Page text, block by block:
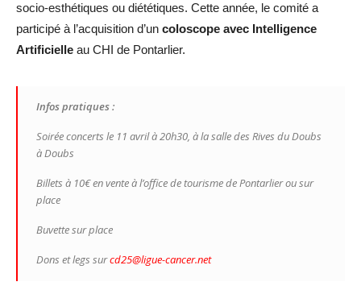
socio-esthétiques ou diététiques. Cette année, le comité a
participé à l’acquisition d’un coloscope avec Intelligence
Artificielle au CHI de Pontarlier.
Infos pratiques :
Soirée concerts le 11 avril à 20h30, à la salle des Rives du Doubs
à Doubs
Billets à 10€ en vente à l’office de tourisme de Pontarlier ou sur
place
Buvette sur place
Dons et legs surcd25@ligue-cancer.net